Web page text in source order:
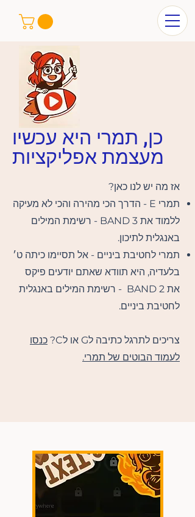
כן, תמרי היא עכשיו
מעצמת אפליקציות
אז מה יש לנו כאן?
תמרי E - הדרך הכי מהירה והכי לא מעיקה
ללמוד את BAND 3 - רשימת המילים
באנגלית לתיכון.
תמרי לחטיבת ביניים - אל תסיימו כיתה ט׳
בלעדיה, היא תוודא שאתם יודעים פיקס
את BAND 2 - רשימת המילים באנגלית
לחטיבת ביניים.
צריכים לתרגל כתיבה לG או לC?
כנסו
לעמוד הבוטים של תמרי.